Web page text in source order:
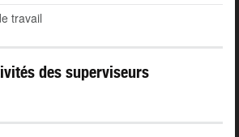
travail
des superviseurs